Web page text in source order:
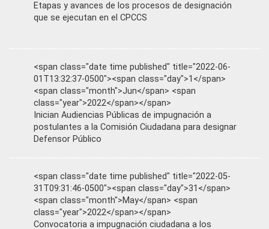
Etapas y avances de los procesos de designación
que se ejecutan en el CPCCS
<span class="date time published" title="2022-06-
01T13:32:37-0500"><span class="day">1</span>
<span class="month">Jun</span> <span
class="year">2022</span></span>
Inician Audiencias Públicas de impugnación a
postulantes a la Comisión Ciudadana para designar
Defensor Público
<span class="date time published" title="2022-05-
31T09:31:46-0500"><span class="day">31</span>
<span class="month">May</span> <span
class="year">2022</span></span>
Convocatoria a impugnación ciudadana a los